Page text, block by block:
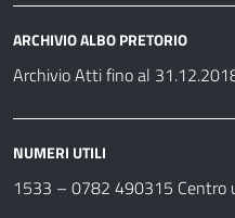
ARCHIVIO ALBO PRETORIO
Archivio Atti fino al
NUMERI UTILI
1533 – 0782 490315 Centro